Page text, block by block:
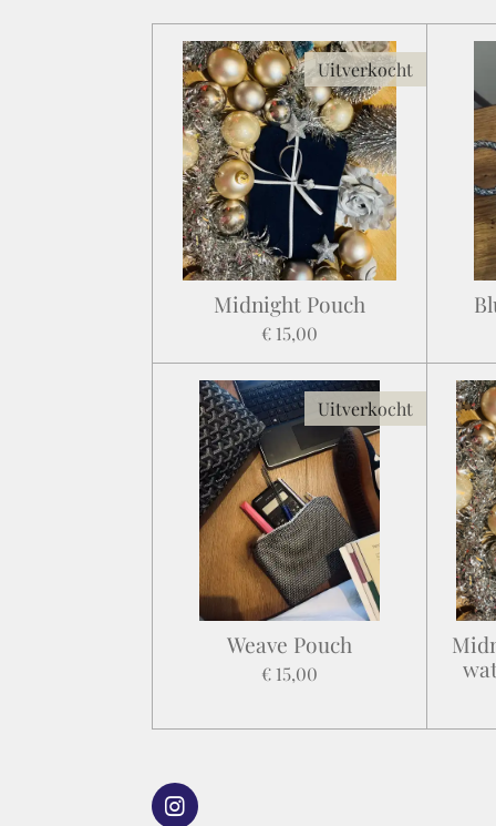
Uitverkocht
Midnight Pouch
€ 15,00
Uitverkocht
Weave Pouch
€ 15,00
I